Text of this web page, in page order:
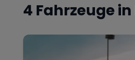
4 Fahrzeuge in